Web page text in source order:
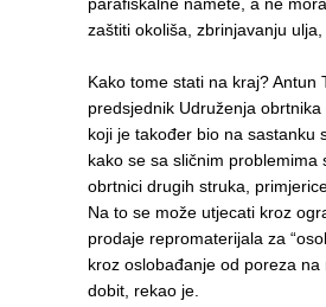
zaštiti okoliša, zbrinjavanju ulja,
Kako tome stati na kraj? Antun
predsjednik Udruženja
koji je također bio na sastanku
kako se sa sličnim problemima
obrtnici drugih struka,
Na to se može utjecati kroz
prodaje repromaterijala za
kroz oslobađanje od poreza na
dobit, rekao je.